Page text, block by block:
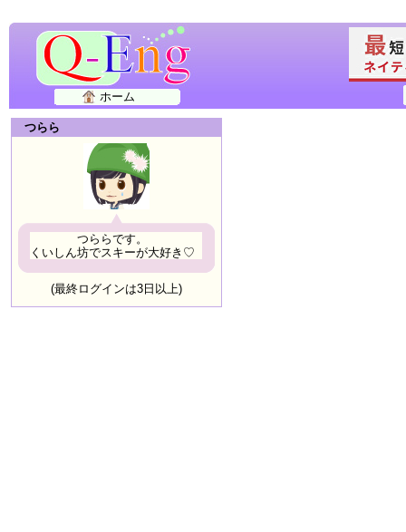
ホーム
つらら
つららです。
くいしん坊でスキーが大好き♡
(最終ログインは3日以上)